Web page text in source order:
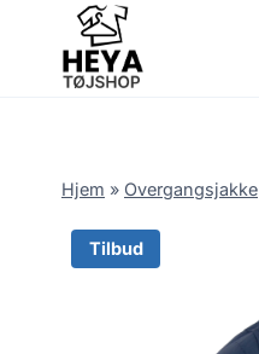
content
Hjem » Overgangsjakke
Tilbud